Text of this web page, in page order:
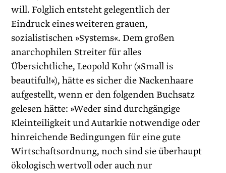
will. Folglich entsteht gelegentlich der
Eindruck eines weiteren grauen,
sozialistischen »Systems«. Dem großen
anarchophilen Streiter für alles
Übersichtliche, Leopold Kohr (»Small is
beautiful!«), hätte es sicher die Nackenhaare
aufgestellt, wenn er den folgenden Buchsatz
gelesen hätte: »Weder sind durchgängige
Kleinteiligkeit und Autarkie notwendige oder
hinreichende Bedingungen für eine gute
Wirtschaftsordnung, noch sind sie überhaupt
ökologisch wertvoll oder auch nur